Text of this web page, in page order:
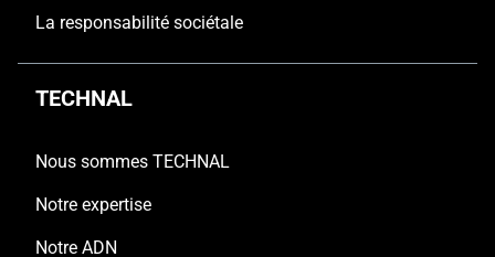
La responsabilité sociétale
TECHNAL
Nous sommes TECHNAL
Notre expertise
Notre ADN